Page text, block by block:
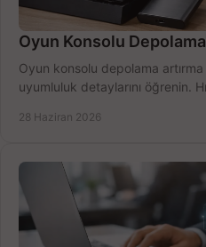
Oyun Konsolu
Oyun konsolu depolama
uyumluluk detaylarını öğrenin.
28 Haziran 2026